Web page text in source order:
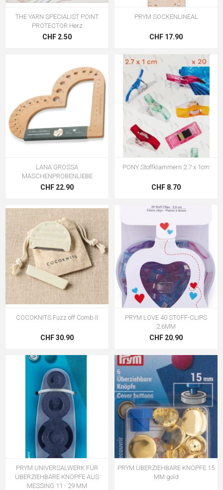
THE YARN SPECIALIST POINT
PROTECTOR Herz
CHF 2.50
PRYM SOCKENLINEAL
CHF 17.90
LANA GROSSA
MASCHENPROBENLIEBE
CHF 22.90
PONY Stoffklammern 2.7 x 1cm
CHF 8.70
COCOKNITS Fuzz off Comb II
CHF 30.90
PRYM LOVE 40 STOFF-CLIPS
2.6MM
CHF 20.90
PRYM UNIVERSALWERK FÜR
ÜBERZIEHBARE KNÖPFE AUS
MESSING 11 - 29 MM
PRYM ÜBERZIEHBARE KNÖPFE 15
MM gold